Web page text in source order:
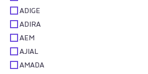
ADIGE
ADIRA
AEM
AJIAL
AMADA